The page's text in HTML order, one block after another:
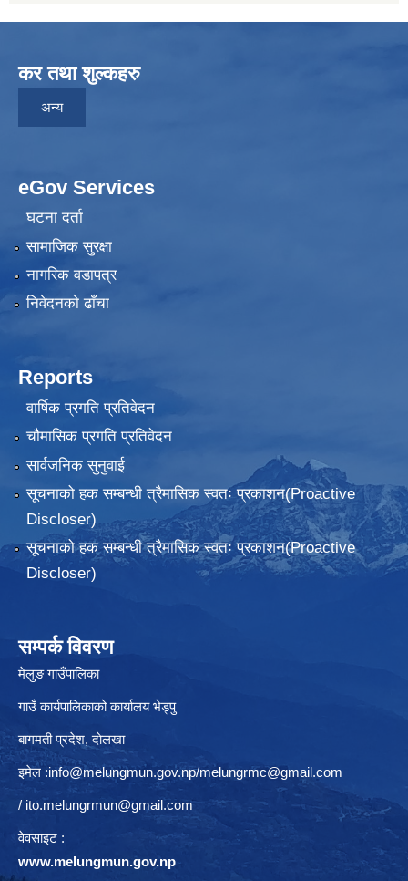
कर तथा शुल्कहरु
अन्य
eGov Services
घटना दर्ता
सामाजिक सुरक्षा
नागरिक वडापत्र
निवेदनकाे ढाँचा
Reports
वार्षिक प्रगति प्रतिवेदन
चौमासिक प्रगति प्रतिवेदन
सार्वजनिक सुनुवाई
सूचनाको हक सम्बन्धी त्रैमासिक स्वतः प्रकाशन(Proactive
Discloser)
सूचनाको हक सम्बन्धी त्रैमासिक स्वतः प्रकाशन(Proactive
Discloser)
सम्पर्क विवरण
मेलुङ गाउँपालिका
गाउँ कार्यपालिकाको कार्यालय भेड्पु
बागमती प्रदेश, दाेलखा
इमेल :info@melungmun.gov.np/melungrmc@gmail.com
/ ito.melungrmun@gmail.com
वेवसाइट :
www.melungmun.gov.np